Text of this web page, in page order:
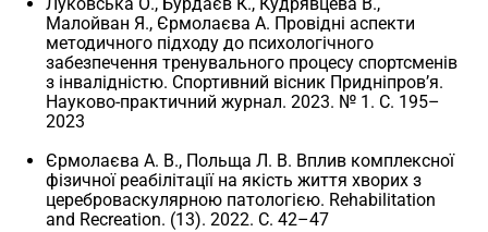
Луковська О., Бурдаєв К., Кудрявцева В.,
Малойван Я., Єрмолаєва А. Провідні аспекти
методичного підходу до психологічного
забезпечення тренувального процесу спортсменів
з інвалідністю. Спортивний вісник Придніпров’я.
Науково-практичний журнал. 2023. № 1. С. 195–
2023
Єрмолаєва А. В., Польща Л. В. Вплив комплексної
фізичної реабілітації на якість життя хворих з
цереброваскулярною патологією. Rehabilitation
and Recreation. (13). 2022. С. 42–47